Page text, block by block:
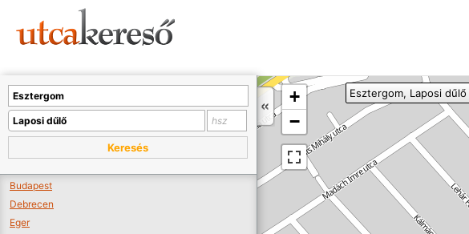
+
−
Esztergom, Laposi dűlő
Keresés
Budapest
Debrecen
Eger
A térképet kicsinyíteni kell, hogy látszódjanak a boltok.
Boltok látszódjanak >>